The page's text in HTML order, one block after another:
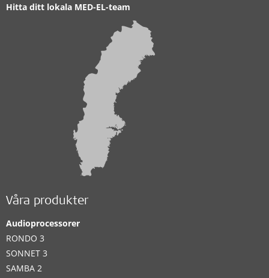
Hitta ditt lokala MED-EL-team
Våra produkter
Audioprocessorer
RONDO 3
SONNET 3
SAMBA 2